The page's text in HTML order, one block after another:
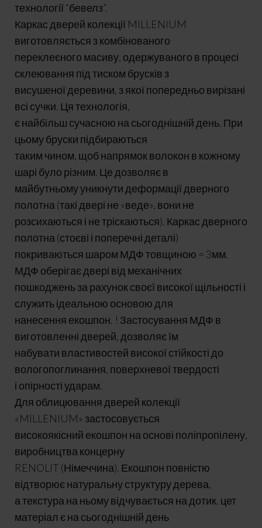
технології “бевелз”.
Каркас дверей колекції MILLENIUM
виготовляється з комбінованого
переклеєного масиву, одержуваного в процесі
склеювання під тиском брусків з
висушеної деревини, з якої попередньо вирізані
всі сучки. Ця технологія,
є найбільш сучасною на сьогоднішній день. При
цьому бруски підбираються
таким чином, щоб напрямок волокон в кожному
шарі було різним. Це дозволяє в
майбутньому уникнути деформації дверного
полотна (такі двері не «веде», вони не
розсихаються і не тріскаються). Каркас дверного
полотна (стоєві і поперечні деталі)
покриваються шаром МДФ товщиною = 3мм.
МДФ оберігає двері від механічних
пошкоджень за рахунок своєї високої щільності і
служить ідеальною основою для
нанесення екошпон. ! Застосування МДФ в
виготовленні дверей, дозволяє їм
набувати властивостей високої стійкості до
вологопоглинання, поверхневої твердості
і опірності ударам.
Для облицювання дверей колекції
«MILLENIUM» застосовується
високоякісний екошпон на основі поліпропілену,
виробництва концерну
RENOLIT (Німеччина). Екошпон повністю
відтворює натуральну структуру дерева,
а текстура на ньому відчувається на дотик. цет
матеріал є на сьогоднішній день